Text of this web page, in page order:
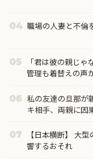
04 職場の人妻と不倫
05
「君は彼の親じ
管理も着替えの声
06 私の友達の旦那が
キ相手、両親に因
07
【日本横断】 大
響するおそれ